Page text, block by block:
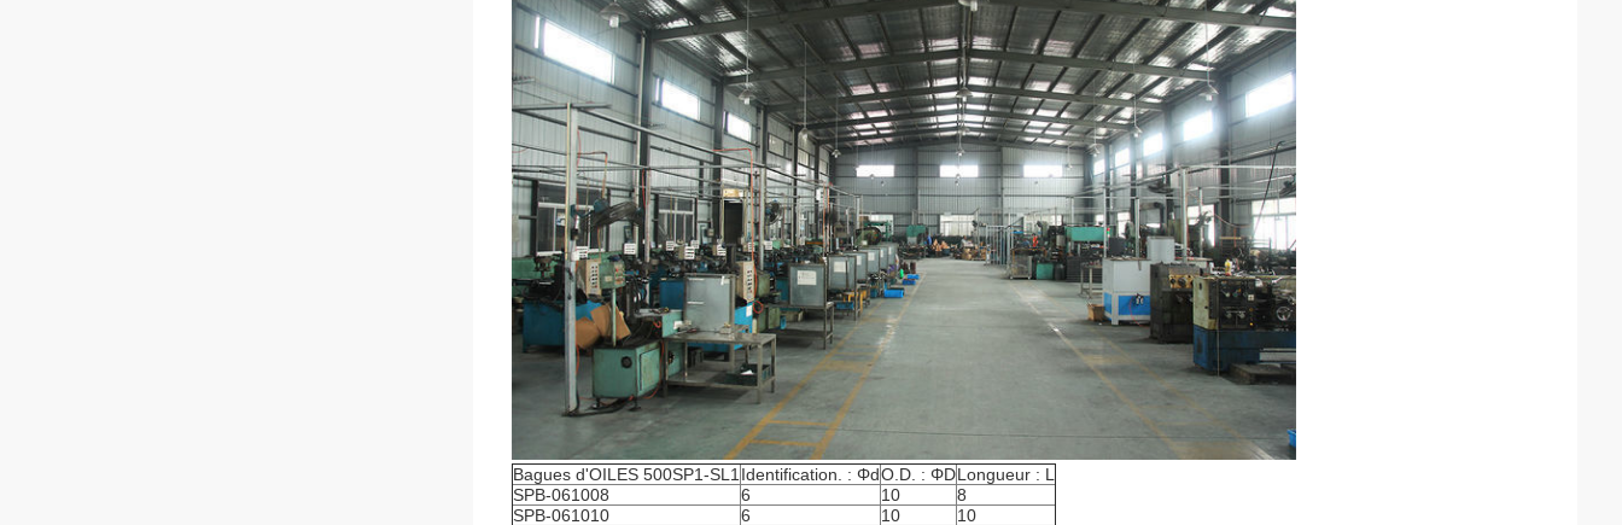
Bagues d'OILES 500SP1-SL1 Identification. : ΦdO.D. : ΦDLongueur : L
SPB-061008
6 10
8
SPB-061010
6 10
10